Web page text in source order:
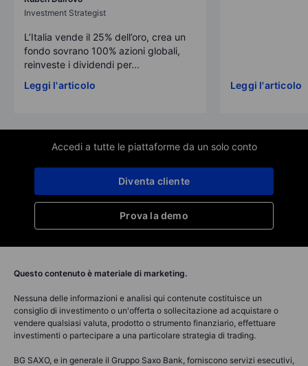
Investment Strategist
L’Italia vende il 25% dell’oro, crea un
fondo sovrano 100% azioni globali,
reinveste i dividendi per...
Leggi l'articolo
Leggi l'articolo
Accedi a tutte le piattaforme da un solo conto
Prova la demo
Diventa cliente
Questo contenuto è materiale di marketing.
Nessuna delle informazioni e analisi qui contenute costituisce un
consiglio di investimento o un'offerta o sollecitazione ad acquistare o
vendere qualsiasi valuta, prodotto o strumento finanziario, effettuare
investimenti o partecipare a una particolare strategia di trading.
BG SAXO, e in generale il Gruppo Saxo Bank, forniscono servizi esecutivi,